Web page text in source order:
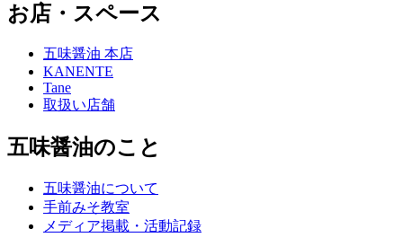
お店・スペース
五味醤油 本店
KANENTE
Tane
取扱い店舗
五味醤油のこと
五味醤油について
手前みそ教室
メディア掲載・活動記録